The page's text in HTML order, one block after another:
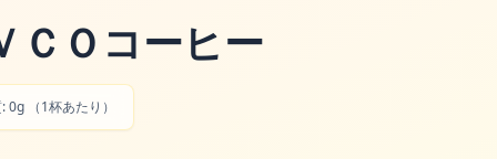
ＣＯコーヒー
（1杯あたり）